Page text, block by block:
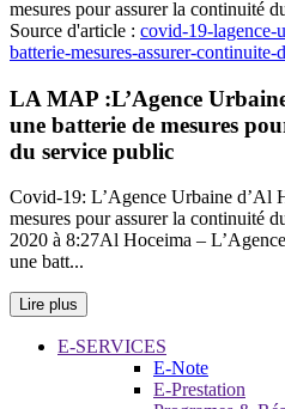
Source d'article : covid-19-lagence-
batterie-mesures-assurer-
LA MAP :L’Agence
une batterie de mesures
du service public
Covid-19: L’Agence Urbaine d’Al
mesures pour assurer la continuité
2020 à 8:27Al Hoceima –
une batt...
Lire plus
E-SERVICES
E-Note
E-Prestation